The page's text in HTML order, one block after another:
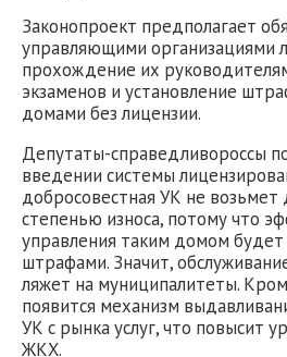
Законопроект предполагает
управляющими организациями
прохождение их
экзаменов и установление
домами без лицензии.
Депутаты-справедливороссы
введении системы
добросовестная УК не возьмет
степенью износа, потому что
управления таким домом будет
штрафами. Значит,
ляжет на муниципалитеты.
появится механизм
УК с рынка услуг, что повысит
ЖКХ.